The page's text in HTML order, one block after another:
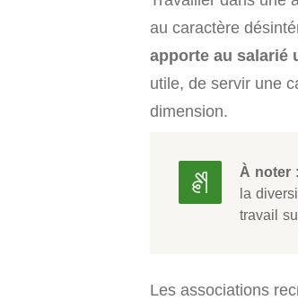
au caractère
apporte au salarié
utile, de servir une
dimension.
À noter
la
travail
Les associations